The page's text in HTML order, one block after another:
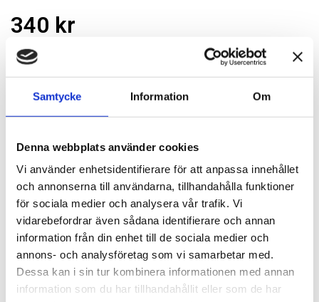
Samtycke Information Om
Denna webbplats använder cookies
Vi använder enhetsidentifierare för att anpassa innehållet
och annonserna till användarna, tillhandahålla funktioner
för sociala medier och analysera vår trafik. Vi
vidarebefordrar även sådana identifierare och annan
information från din enhet till de sociala medier och
annons- och analysföretag som vi samarbetar med.
Dessa kan i sin tur kombinera informationen med annan
information som du har tillhandahållit eller som de har
340 kr
Lägg i varukorgen
Finns i lager
Passande tillbehör
Polermaskin oscillerande LHR15V
BigFoot LHR15V
7 800 kr
Polermaskin batteridriven oscillerande